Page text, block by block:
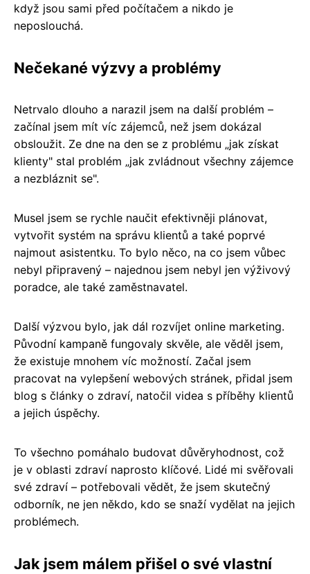
když jsou sami před počítačem a nikdo je
neposlouchá.
Nečekané výzvy a problémy
Netrvalo dlouho a narazil jsem na další problém –
začínal jsem mít víc zájemců, než jsem dokázal
obsloužit. Ze dne na den se z problému „jak získat
klienty" stal problém „jak zvládnout všechny zájemce
a nezbláznit se".
Musel jsem se rychle naučit efektivněji plánovat,
vytvořit systém na správu klientů a také poprvé
najmout asistentku. To bylo něco, na co jsem vůbec
nebyl připravený – najednou jsem nebyl jen výživový
poradce, ale také zaměstnavatel.
Další výzvou bylo, jak dál rozvíjet online marketing.
Původní kampaně fungovaly skvěle, ale věděl jsem,
že existuje mnohem víc možností. Začal jsem
pracovat na vylepšení webových stránek, přidal jsem
blog s články o zdraví, natočil videa s příběhy klientů
a jejich úspěchy.
To všechno pomáhalo budovat důvěryhodnost, což
je v oblasti zdraví naprosto klíčové. Lidé mi svěřovali
své zdraví – potřebovali vědět, že jsem skutečný
odborník, ne jen někdo, kdo se snaží vydělat na jejich
problémech.
Jak jsem málem přišel o své vlastní